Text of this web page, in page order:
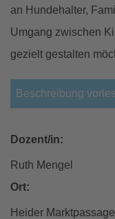
an Hundehalter,
Umgang zwischen
gezielt gestalten
Beschreibung
Dozent/in:
Ruth Mengel
Ort:
Heider